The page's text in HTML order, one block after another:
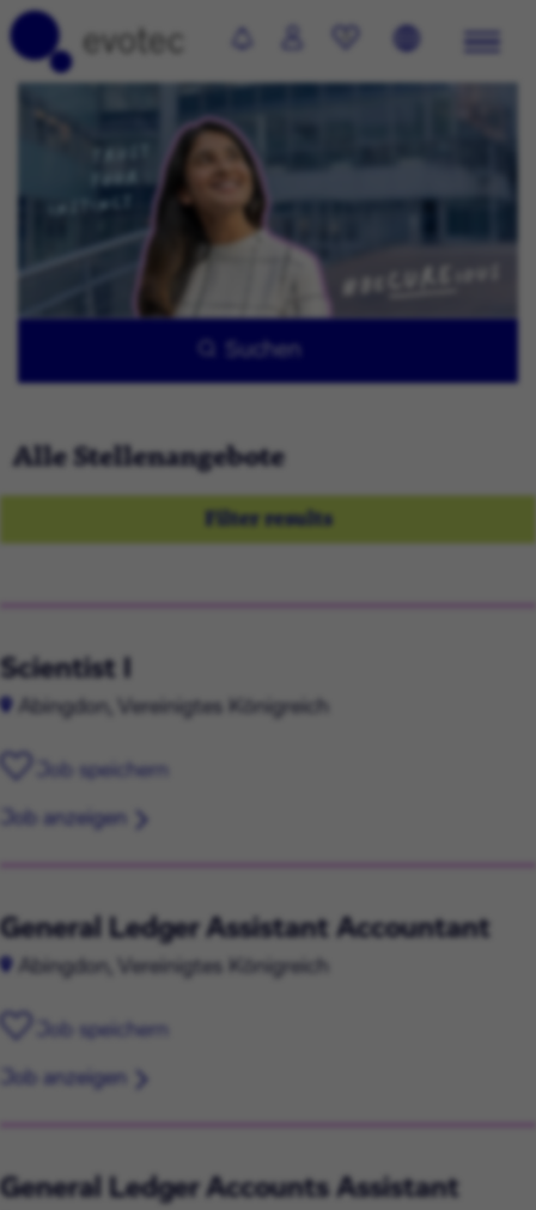
Suchen
Alle Stellenangebote
Filter results
Scientist I
Abingdon, Vereinigtes Königreich
Job speichern
Job anzeigen
General Ledger Assistant Accountant
Abingdon, Vereinigtes Königreich
Job speichern
Job anzeigen
General Ledger Accounts Assistant